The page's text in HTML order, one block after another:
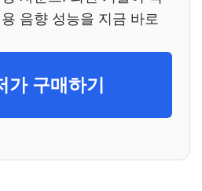
음향 성능을 지금 바로
가 구매하기